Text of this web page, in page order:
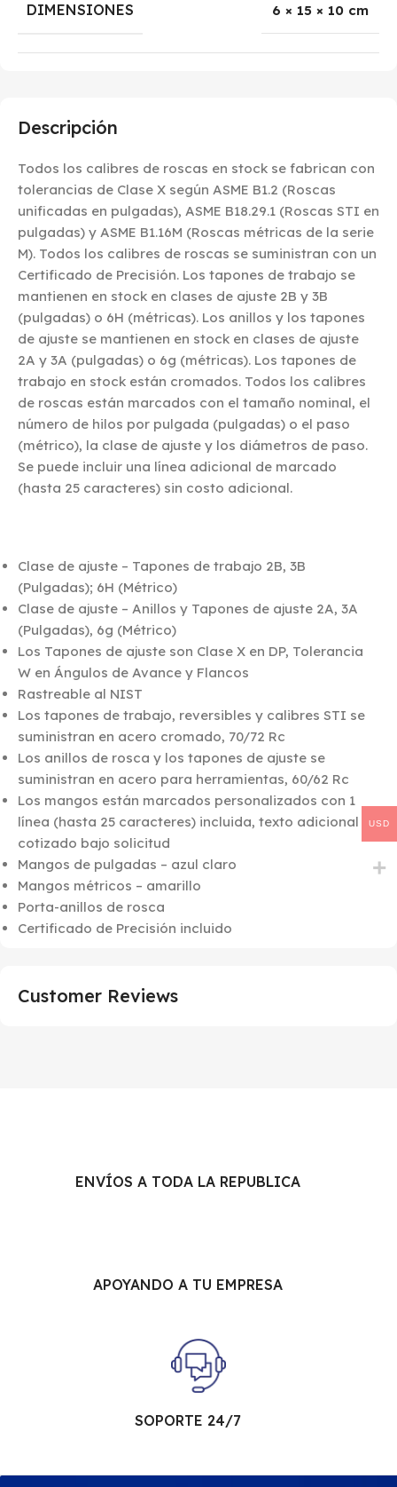
Descripción
Todos los calibres de roscas en stock se fabrican con
tolerancias de Clase X según ASME B1.2 (Roscas
unificadas en pulgadas), ASME B18.29.1 (Roscas STI en
pulgadas) y ASME B1.16M (Roscas métricas de la serie
M). Todos los calibres de roscas se suministran con un
Certificado de Precisión. Los tapones de trabajo se
mantienen en stock en clases de ajuste 2B y 3B
(pulgadas) o 6H (métricas). Los anillos y los tapones
de ajuste se mantienen en stock en clases de ajuste
2A y 3A (pulgadas) o 6g (métricas). Los tapones de
trabajo en stock están cromados. Todos los calibres
de roscas están marcados con el tamaño nominal, el
número de hilos por pulgada (pulgadas) o el paso
(métrico), la clase de ajuste y los diámetros de paso.
Se puede incluir una línea adicional de marcado
(hasta 25 caracteres) sin costo adicional.
Clase de ajuste – Tapones de trabajo 2B, 3B
(Pulgadas); 6H (Métrico)
Clase de ajuste – Anillos y Tapones de ajuste 2A, 3A
(Pulgadas), 6g (Métrico)
Los Tapones de ajuste son Clase X en DP, Tolerancia
W en Ángulos de Avance y Flancos
Rastreable al NIST
Los tapones de trabajo, reversibles y calibres STI se
suministran en acero cromado, 70/72 Rc
Los anillos de rosca y los tapones de ajuste se
suministran en acero para herramientas, 60/62 Rc
Los mangos están marcados personalizados con 1
línea (hasta 25 caracteres) incluida, texto adicional
cotizado bajo solicitud
Mangos de pulgadas – azul claro
Mangos métricos – amarillo
Porta-anillos de rosca
Certificado de Precisión incluido
DIMENSIONES 6 × 15 × 10 cm
Customer Reviews
ENVÍOS A TODA LA REPUBLICA
APOYANDO A TU EMPRESA
SOPORTE 24/7
USD